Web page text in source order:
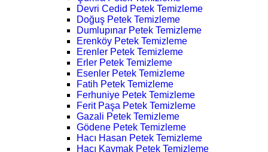
Devri Cedid Petek Temizleme
Doğuş Petek Temizleme
Dumlupınar Petek Temizleme
Erenköy Petek Temizleme
Erenler Petek Temizleme
Erler Petek Temizleme
Esenler Petek Temizleme
Fatih Petek Temizleme
Ferhuniye Petek Temizleme
Ferit Paşa Petek Temizleme
Gazali Petek Temizleme
Gödene Petek Temizleme
Hacı Hasan Petek Temizleme
Hacı Kaymak Petek Temizleme